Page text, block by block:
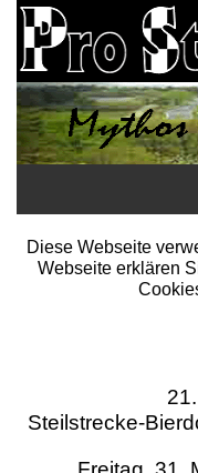
Startseite
Literatur
Diese Webseite
Webseite erklären
Steilstrecke-